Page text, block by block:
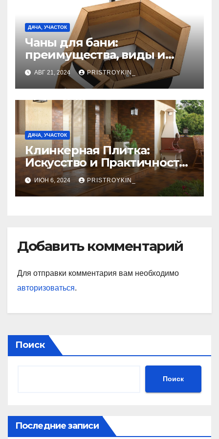
ДАЧА, УЧАСТОК
Чаны для бани:
преимущества, виды и
особенности
использования
АВГ 21, 2024 PRISTROYKIN_
ДАЧА, УЧАСТОК
Клинкерная Плитка:
Искусство и Практичность
в Одном Материале
ИЮН 6, 2024 PRISTROYKIN_
Добавить комментарий
Для отправки комментария вам необходимо
авторизоваться.
Поиск
Поиск
Последние записи